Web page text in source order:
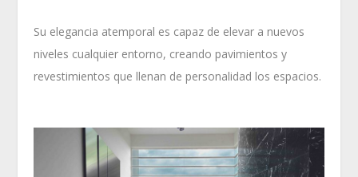
Su elegancia atemporal es capaz de elevar a nuevos
niveles cualquier entorno, creando pavimientos y
revestimientos que llenan de personalidad los espacios.